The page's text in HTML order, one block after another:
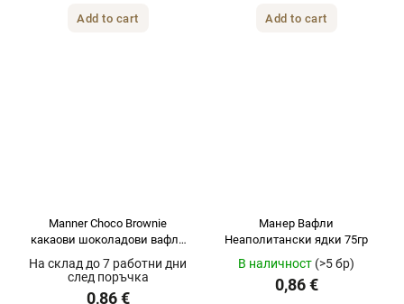
Add to cart Add to cart
Manner Choco Brownie
какаови шоколадови вафли
На склад до 7 работни дни
след поръчка
0,86 €
Манер Вафли
Неаполитански ядки 75гр
В наличност (>5 бр)
0,86 €